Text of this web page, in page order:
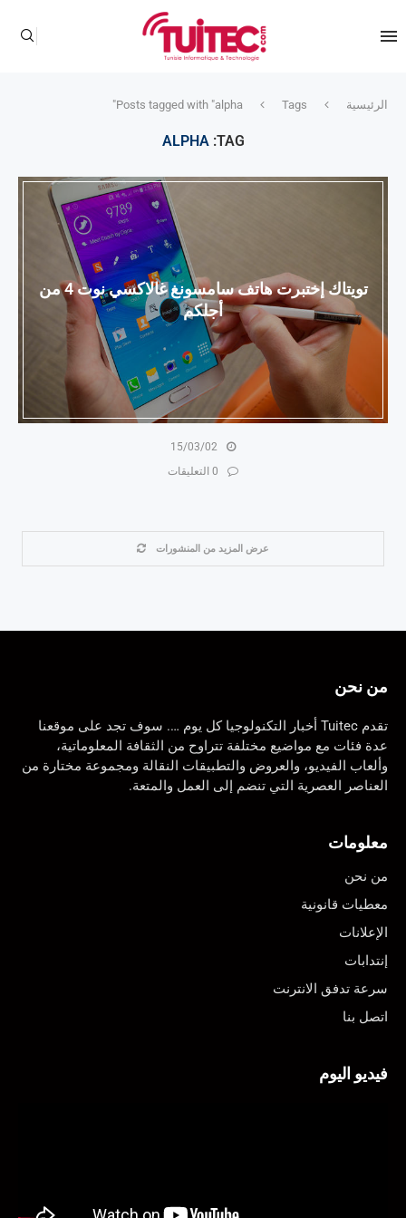
الرئيسية Tags
Posts tagged with "alpha"
TAG:
ALPHA
تويتاك إختبرت هاتف سامسونغ غالاكسي نوت 4 من
أجلكم
15/03/02
0 التعليقات
عرض المزيد من المنشورات
من نحن
تقدم Tuitec أخبار التكنولوجيا كل يوم …. سوف تجد على موقعنا
عدة فئات مع مواضيع مختلفة تتراوح من الثقافة المعلوماتية،
وألعاب الفيديو، والعروض والتطبيقات النقالة ومجموعة مختارة من
العناصر العصرية التي تنضم إلى العمل والمتعة.
معلومات
من نحن
معطيات قانونية
الإعلانات
إنتدابات
سرعة تدفق الانترنت
اتصل بنا
فيديو اليوم